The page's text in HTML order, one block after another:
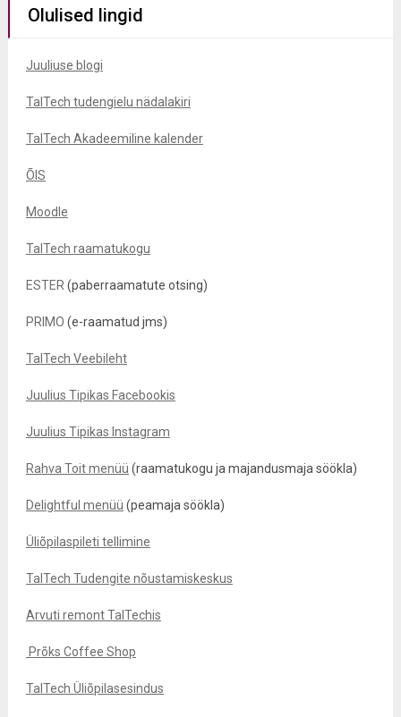
Olulised lingid
Juuliuse blogi
TalTech tudengielu nädalakiri
TalTech Akadeemiline kalender
ÕIS
Moodle
TalTech raamatukogu
ESTER (paberraamatute otsing)
PRIMO (e-raamatud jms)
TalTech Veebileht
Juulius Tipikas Facebookis
Juulius Tipikas Instagram
Rahva Toit menüü (raamatukogu ja majandusmaja söökla)
Delightful menüü (peamaja söökla)
Üliõpilaspileti tellimine
TalTech Tudengite nõustamiskeskus
Arvuti remont TalTechis
Prõks Coffee Shop
TalTech Üliõpilasesindus